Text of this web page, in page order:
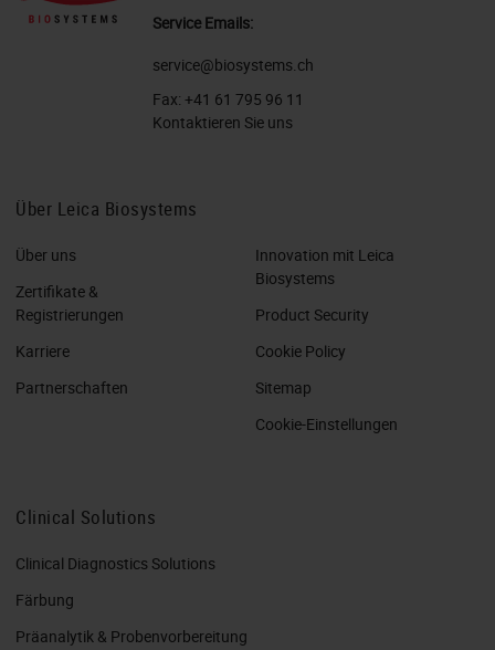
Service Emails:
service@biosystems.ch
Fax: +41 61 795 96 11
Kontaktieren Sie uns
Über Leica Biosystems
Über uns
Zertifikate &
Registrierungen
Karriere
Partnerschaften
Innovation mit Leica
Biosystems
Product Security
Cookie Policy
Sitemap
Cookie-Einstellungen
Clinical Solutions
Clinical Diagnostics Solutions
Färbung
Präanalytik & Probenvorbereitung